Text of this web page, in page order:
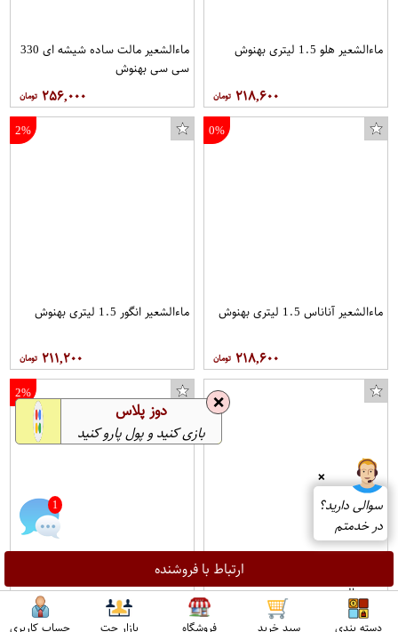
ارتباط با فروشنده
ماءالشعیر هلو 1.5 لیتری بهنوش
۲۱۸,۶۰۰
ماءالشعیر مالت ساده شیشه ای 330
سی سی بهنوش
۲۵۶,۰۰۰
0%
ماءالشعیر آناناس 1.5 لیتری بهنوش
۲۱۸,۶۰۰
2%
ماءالشعیر انگور 1.5 لیتری بهنوش
۲۱۱,۲۰۰
ماءالشعیر هلو شیشه ای 320 سی
سی عالیس
2%
ماءالشعیر هلو 1 لیتری عالیس
۲۱۷,۹۰۰ دسته بندی سبد خرید فروشگاه بازار چت حساب کاربری
❌
سوالی دارید؟
در خدمتم
1
❌ دوز پلاس
بازی کنید و پول پارو کنید